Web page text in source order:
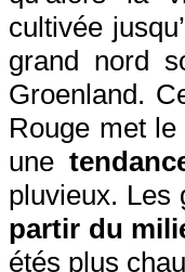
cultivée
grand nord
Groenland.
Rouge met
une
pluvieux. Les
partir du
étés plus